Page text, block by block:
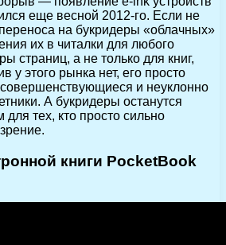
еще весной 2012-го. Если не
на букридеры «облачных»
их в читалки для любого
страниц, а не только для книг,
у этого рынка нет, его просто
и неуклонно
А букридеры останутся
тех, кто просто сильно
книги PocketBook